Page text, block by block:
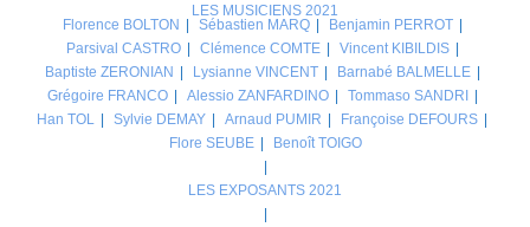
LES MUSICIENS 2021
Florence BOLTON
Sébastien MARQ
Benjamin PERROT
Parsival CASTRO
Clémence COMTE
Vincent KIBILDIS
Baptiste ZERONIAN
Lysianne VINCENT
Barnabé BALMELLE
Grégoire FRANCO
Alessio ZANFARDINO
Tommaso SANDRI
Han TOL
Sylvie DEMAY Arnaud PUMIR
Françoise DEFOURS
Flore SEUBE
Benoît TOIGO
LES EXPOSANTS 2021